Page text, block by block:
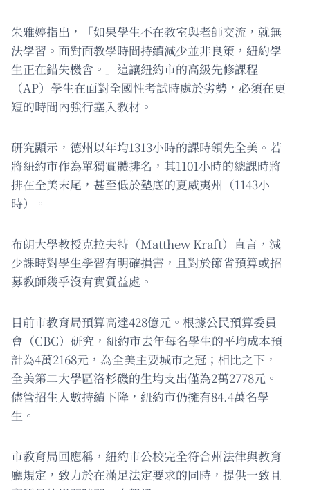
朱雅婷指出，「如果學生不在教室與老師交流，就無
法學習。面對面教學時間持續減少並非良策，紐約學
生正在錯失機會。」這讓紐約市的高級先修課程
（AP）學生在面對全國性考試時處於劣勢，必須在更
短的時間內強行塞入教材。
研究顯示，德州以年均1313小時的課時領先全美。若
將紐約市作為單獨實體排名，其1101小時的總課時將
排在全美末尾，甚至低於墊底的夏威夷州（1143小
時）。
布朗大學教授克拉夫特（Matthew Kraft）直言，減
少課時對學生學習有明確損害，且對於節省預算或招
募教師幾乎沒有實質益處。
目前市教育局預算高達428億元。根據公民預算委員
會（CBC）研究，紐約市去年每名學生的平均成本預
計為4萬2168元，為全美主要城市之冠；相比之下，
全美第二大學區洛杉磯的生均支出僅為2萬2778元。
儘管招生人數持續下降，紐約市仍擁有84.4萬名學
生。
市教育局回應稱，紐約市公校完全符合州法律與教育
廳規定，致力於在滿足法定要求的同時，提供一致且